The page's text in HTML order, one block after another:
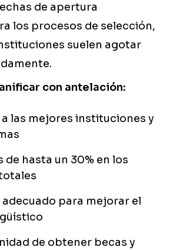
de apertura
los procesos de selección,
suelen agotar
con antelación:
las mejores instituciones y
de hasta un 30% en los
para mejorar el
de obtener becas y